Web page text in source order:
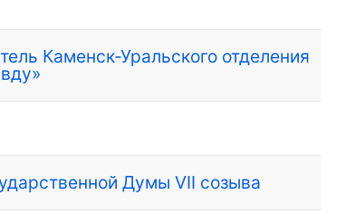
Каменск-Уральского отделения
Думы VII созыва